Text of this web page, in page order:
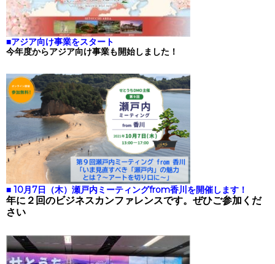
■アジア向け事業をスタート
今年度からアジア向け事業も開始しました！
■ 10月7日（木）瀬戸内ミーティングfrom香川を開催します！
年に２回のビジネスカンファレンスです。ぜひご参加くだ
さい